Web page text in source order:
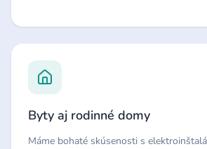
Byty aj rodinné domy
Máme bohaté skúsenosti s